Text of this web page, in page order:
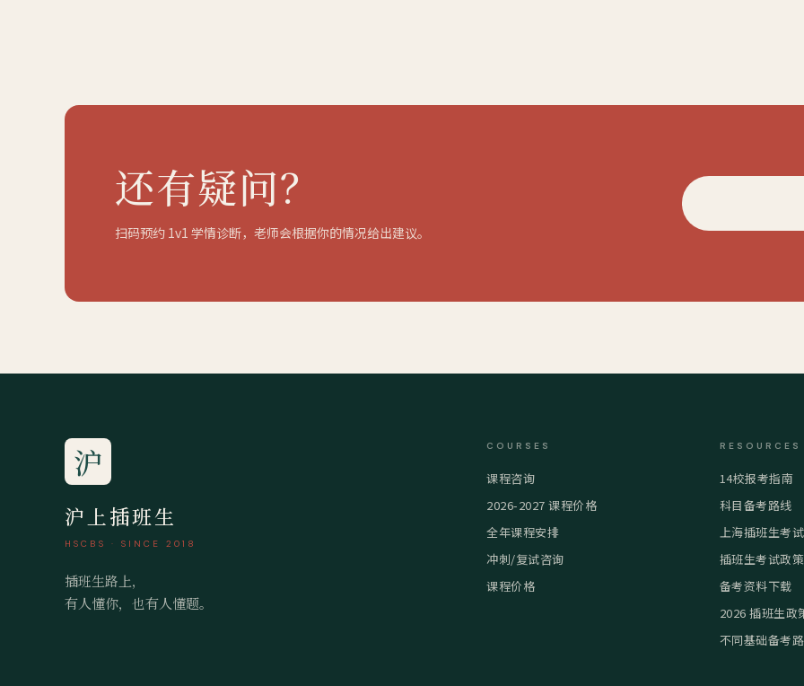
还有疑问？
扫码预约 1v1 学情诊断，老师会根据你的情况给出建议。
沪
沪上插班生
HSCBS · SINCE 2018
插班生路上，
有人懂你，也有人懂题。
COURSES
课程咨询
2026-2027 课程价格
全年课程安排
冲刺/复试咨询
课程价格
RESOURCES
14校报考指南
科目备考路线
上海插班生考
插班生考试政
备考资料下载
2026 插班生政
不同基础备考